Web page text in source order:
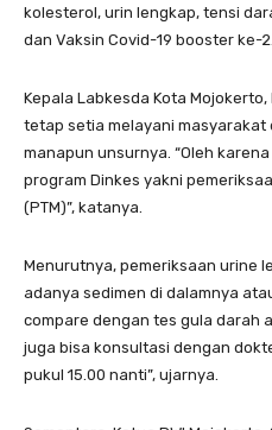
kolesterol, urin lengkap, tensi
dan Vaksin Covid-19 booster ke-2.
Kepala Labkesda Kota
tetap setia melayani masyarakat
manapun unsurnya. “Oleh
program Dinkes yakni
(PTM)”, katanya.
Menurutnya, pemeriksaan urine
adanya sedimen di dalamnya
compare dengan tes gula darah
juga bisa konsultasi dengan
pukul 15.00 nanti”, ujarnya.